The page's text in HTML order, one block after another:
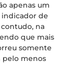
apenas um
de
contudo, na
que mais
somente
pelo menos